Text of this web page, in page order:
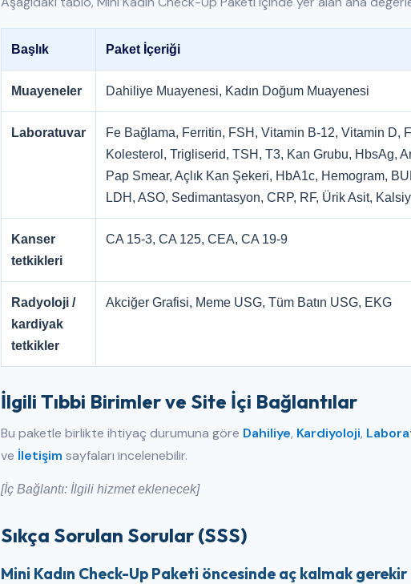
Başlık Paket İçeriği
Muayeneler Dahiliye Muayenesi, Kadın Doğum Muayenesi
Laboratuvar
Fe Bağlama, Ferritin, FSH, Vitamin B-12, Vitamin D,
Kolesterol, Trigliserid, TSH, T3, Kan Grubu, HbsAg,
Pap Smear, Açlık Kan Şekeri, HbA1c, Hemogram,
LDH, ASO, Sedimantasyon, CRP, RF, Ürik Asit,
Kanser
tetkikleri
CA 15-3, CA 125, CEA, CA 19-9
Radyoloji /
kardiyak
tetkikler
Akciğer Grafisi, Meme USG, Tüm Batın USG, EKG
İlgili Tıbbi Birimler ve Site İçi Bağlantılar
Bu paketle birlikte ihtiyaç durumuna göre Dahiliye, Kardiyoloji,
ve İletişim sayfaları incelenebilir.
[İç Bağlantı: İlgili hizmet eklenecek]
Sıkça Sorulan Sorular (SSS)
Mini Kadın Check-Up Paketi öncesinde aç kalmak gerekir